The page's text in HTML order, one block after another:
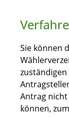
Sie können
Antrag
können,